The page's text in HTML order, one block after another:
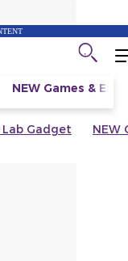
NEW Games &
Lab Gadget NEW